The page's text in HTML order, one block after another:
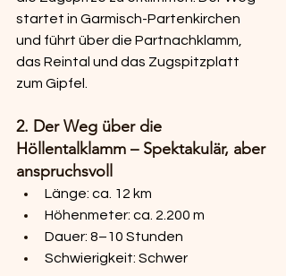
startet in Garmisch-Partenkirchen
und führt über die Partnachklamm,
das Reintal und das Zugspitzplatt
zum Gipfel.
2. Der Weg über die
Höllentalklamm – Spektakulär, aber
anspruchsvoll
Länge: ca. 12 km
Höhenmeter: ca. 2.200 m
Dauer: 8–10 Stunden
Schwierigkeit: Schwer